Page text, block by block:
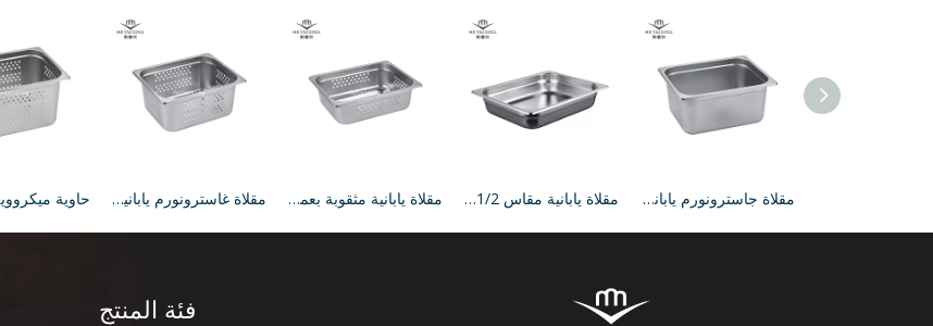
مقلاة غاسترونورم يابانية مثقوبة 1/2 150 ملم مقلاة عميقة مع باخرة لـ 20 أدوات ومعدات المطبخ مقلاة يابانية مثقوبة بعمق 1/2 100 مم لمطبخ الطبخ والمطاعم الأساسية مقلاة يابانية مقاس 1/2 مقاس 65 مم وعمق 1/2 حجم صينية للمطبخ المجهز جيدًا مقلاة جاسترونورم يابانية مقاس 1/2 مقاس 150 مم مقالي تقديم الطعام العميقة لأدوات الطبخ
فئة المنتج